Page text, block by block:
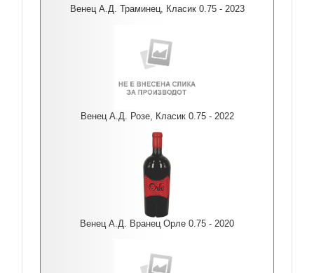
Венец А.Д. Траминец, Класик 0.75 - 2023
Венец А.Д. Розе, Класик 0.75 - 2022
Венец А.Д. Вранец Орле 0.75 - 2020